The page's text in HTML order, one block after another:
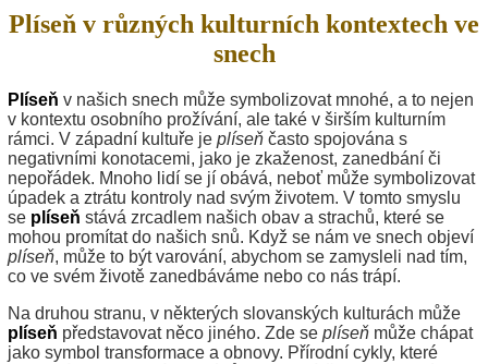
Plíseň v různých kulturních kontextech ve
snech
Plíseň v našich snech může symbolizovat mnohé, a to nejen
v kontextu osobního prožívání, ale také v širším kulturním
rámci. V západní kultuře je plíseň často spojována s
negativními konotacemi, jako je zkaženost, zanedbání či
nepořádek. Mnoho lidí se jí obává, neboť může symbolizovat
úpadek a ztrátu kontroly nad svým životem. V tomto smyslu
se plíseň stává zrcadlem našich obav a strachů, které se
mohou promítat do našich snů. Když se nám ve snech objeví
plíseň, může to být varování, abychom se zamysleli nad tím,
co ve svém životě zanedbáváme nebo co nás trápí.
Na druhou stranu, v některých slovanských kulturách může
plíseň představovat něco jiného. Zde se plíseň může chápat
jako symbol transformace a obnovy. Přírodní cykly, které